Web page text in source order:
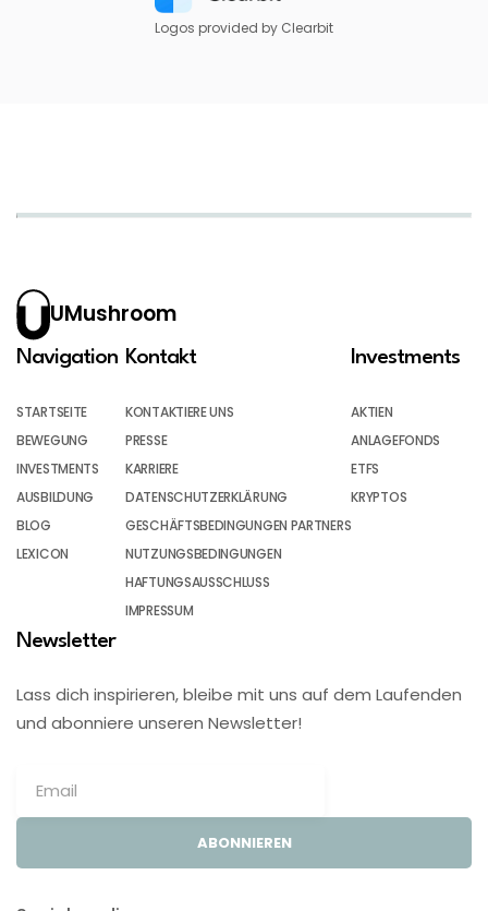
Logos provided by Clearbit
UMushroom
Navigation
STARTSEITE
BEWEGUNG
INVESTMENTS
AUSBILDUNG
BLOG
LEXICON
Kontakt
KONTAKTIERE UNS
PRESSE
KARRIERE
DATENSCHUTZERKLÄRUNG
GESCHÄFTSBEDINGUNGEN PARTNERS
NUTZUNGSBEDINGUNGEN
HAFTUNGSAUSSCHLUSS
IMPRESSUM
Investments
AKTIEN
ANLAGEFONDS
ETFS
KRYPTOS
Newsletter
Lass dich inspirieren, bleibe mit uns auf dem Laufenden
und abonniere unseren Newsletter!
ABONNIEREN